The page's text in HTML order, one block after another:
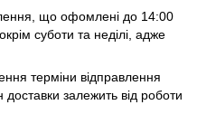
що офомлені до 14:00
суботи та неділі, адже
терміни відправлення
залежить від роботи